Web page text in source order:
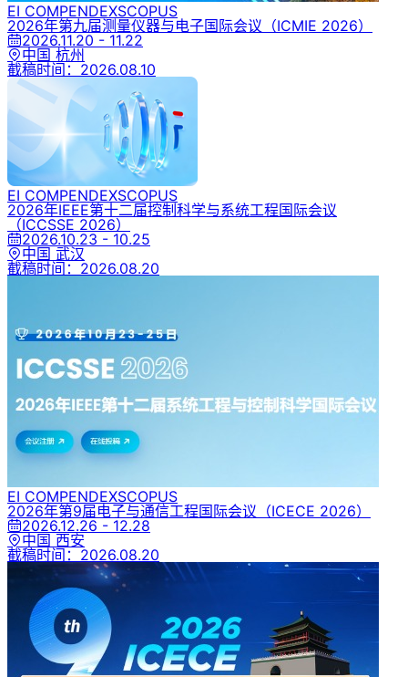
EI COMPENDEXSCOPUS
2026年第九届测量仪器与电子国际会议 （ICMIE 2026）
2026.11.20 - 11.22
中国 杭州
截稿时间： 2026.08.10
EI COMPENDEXSCOPUS
2026年IEEE第十二届控制科学与系统工程国际会议
（ICCSSE 2026）
2026.10.23 - 10.25
中国 武汉
截稿时间： 2026.08.20
EI COMPENDEXSCOPUS
2026年第9届电子与通信工程国际会议 （ICECE 2026）
2026.12.26 - 12.28
中国 西安
截稿时间： 2026.08.20